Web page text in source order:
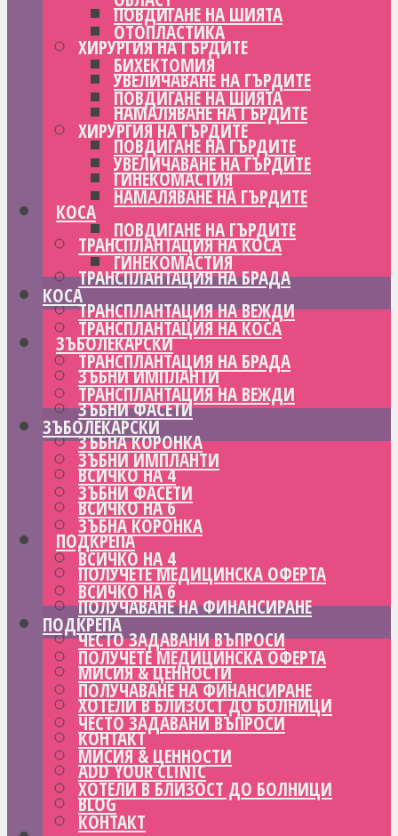
ПОВДИГАНЕ НА ШИЯТА
ХИРУРГИЯ НА ГЪРДИТЕ
УВЕЛИЧАВАНЕ НА ГЪРДИТЕ
НАМАЛЯВАНЕ НА ГЪРДИТЕ
ПОВДИГАНЕ НА ГЪРДИТЕ
ГИНЕКОМАСТИЯ
КОСА
ТРАНСПЛАНТАЦИЯ НА КОСА
ТРАНСПЛАНТАЦИЯ НА БРАДА
ТРАНСПЛАНТАЦИЯ НА ВЕЖДИ
ЗЪБОЛЕКАРСКИ
ЗЪБНИ ИМПЛАНТИ
ЗЪБНИ ФАСЕТИ
ЗЪБНА КОРОНКА
ВСИЧКО НА 4
ВСИЧКО НА 6
ПОДКРЕПА
ПОЛУЧЕТЕ МЕДИЦИНСКА ОФЕРТА
ПОЛУЧАВАНЕ НА ФИНАНСИРАНЕ
ЧЕСТО ЗАДАВАНИ ВЪПРОСИ
МИСИЯ & ЦЕННОСТИ
ХОТЕЛИ В БЛИЗОСТ ДО БОЛНИЦИ
КОНТАКТ
ADD YOUR CLINIC
BLOG
ОТОПЛАСТИКА
БИХЕКТОМИЯ
ПОВДИГАНЕ НА ШИЯТА
ХИРУРГИЯ НА ГЪРДИТЕ
УВЕЛИЧАВАНЕ НА ГЪРДИТЕ
НАМАЛЯВАНЕ НА ГЪРДИТЕ
ПОВДИГАНЕ НА ГЪРДИТЕ
ГИНЕКОМАСТИЯ
КОСА
ТРАНСПЛАНТАЦИЯ НА КОСА
ТРАНСПЛАНТАЦИЯ НА БРАДА
ТРАНСПЛАНТАЦИЯ НА ВЕЖДИ
ЗЪБОЛЕКАРСКИ
ЗЪБНИ ИМПЛАНТИ
ЗЪБНИ ФАСЕТИ
ЗЪБНА КОРОНКА
ВСИЧКО НА 4
ВСИЧКО НА 6
ПОДКРЕПА
ПОЛУЧЕТЕ МЕДИЦИНСКА ОФЕРТА
ПОЛУЧАВАНЕ НА ФИНАНСИРАНЕ
ЧЕСТО ЗАДАВАНИ ВЪПРОСИ
МИСИЯ & ЦЕННОСТИ
ХОТЕЛИ В БЛИЗОСТ ДО БОЛНИЦИ
КОНТАКТ